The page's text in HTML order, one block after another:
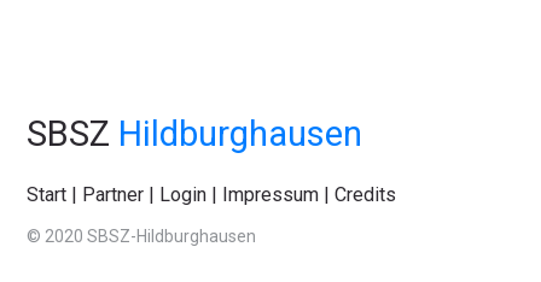
SBSZ Hildburghausen
Start Partner Login Impressum |Credits
© 2020 SBSZ-Hildburghausen